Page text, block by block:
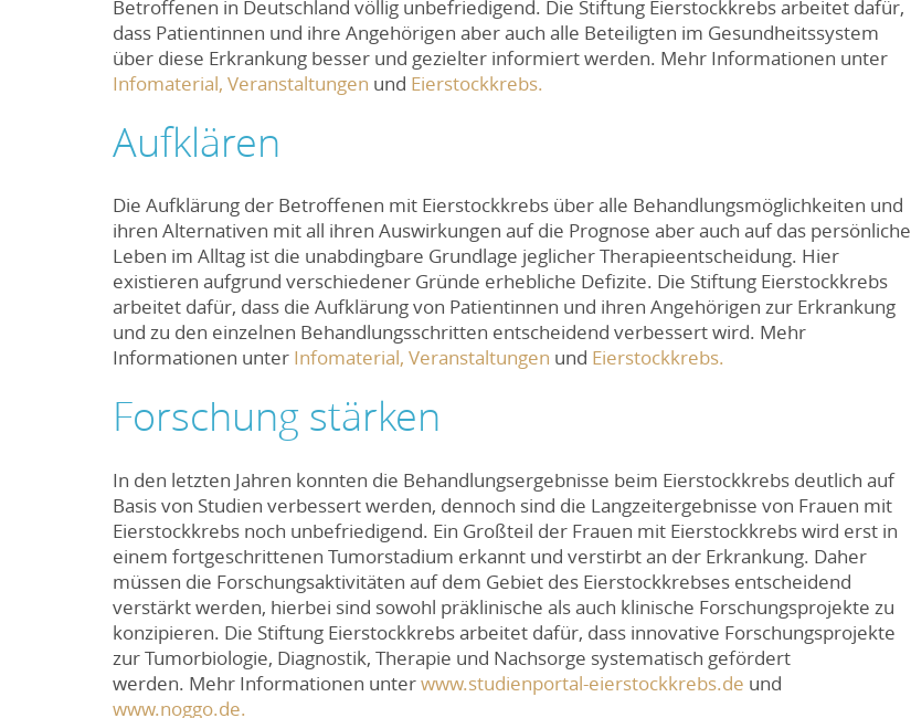
Betroffenen in Deutschland völlig unbefriedigend. Die Stiftung Eierstockkrebs arbeitet dafür,
dass Patientinnen und ihre Angehörigen aber auch alle Beteiligten im Gesundheitssystem
über diese Erkrankung besser und gezielter informiert werden. Mehr Informationen unter
Infomaterial, Veranstaltungen und Eierstockkrebs.
Aufklären
Die Aufklärung der Betroffenen mit Eierstockkrebs über alle Behandlungsmöglichkeiten und
ihren Alternativen mit all ihren Auswirkungen auf die Prognose aber auch auf das persönliche
Leben im Alltag ist die unabdingbare Grundlage jeglicher Therapieentscheidung. Hier
existieren aufgrund verschiedener Gründe erhebliche Defizite. Die Stiftung Eierstockkrebs
arbeitet dafür, dass die Aufklärung von Patientinnen und ihren Angehörigen zur Erkrankung
und zu den einzelnen Behandlungsschritten entscheidend verbessert wird. Mehr
Informationen unter Infomaterial, Veranstaltungen und Eierstockkrebs.
Forschung stärken
In den letzten Jahren konnten die Behandlungsergebnisse beim Eierstockkrebs deutlich auf
Basis von Studien verbessert werden, dennoch sind die Langzeitergebnisse von Frauen mit
Eierstockkrebs noch unbefriedigend. Ein Großteil der Frauen mit Eierstockkrebs wird erst in
einem fortgeschrittenen Tumorstadium erkannt und verstirbt an der Erkrankung. Daher
müssen die Forschungsaktivitäten auf dem Gebiet des Eierstockkrebses entscheidend
verstärkt werden, hierbei sind sowohl präklinische als auch klinische Forschungsprojekte zu
konzipieren. Die Stiftung Eierstockkrebs arbeitet dafür, dass innovative Forschungsprojekte
zur Tumorbiologie, Diagnostik, Therapie und Nachsorge systematisch gefördert
werden. Mehr Informationen unterwww.studienportal-eierstockkrebs.de und
www.noggo.de.